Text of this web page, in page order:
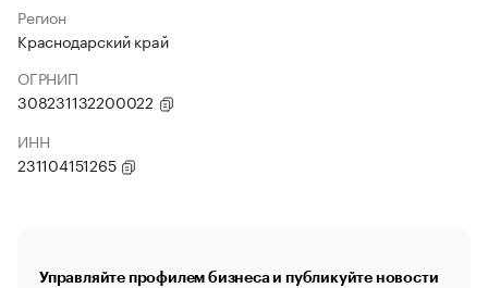
Регион
Краснодарский край
ОГРНИП
308231132200022
ИНН
231104151265
Управляйте профилем бизнеса и публикуйте новости